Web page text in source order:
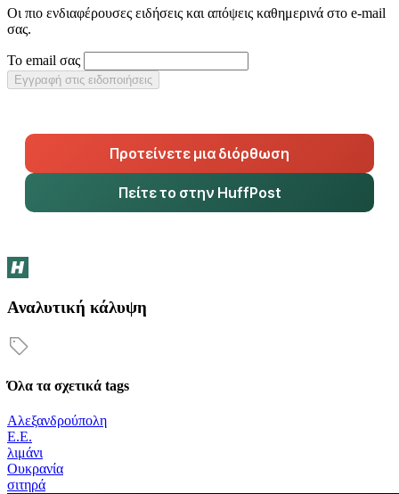
Οι πιο ενδιαφέρουσες ειδήσεις και απόψεις καθημερινά στο e-mail
σας.
Το email σας
Εγγραφή στις ειδοποιήσεις
Προτείνετε μια διόρθωση
Πείτε το στην HuffPost
Αναλυτική κάλυψη
Όλα τα σχετικά tags
Αλεξανδρούπολη
Ε.Ε.
λιμάνι
Ουκρανία
σιτηρά